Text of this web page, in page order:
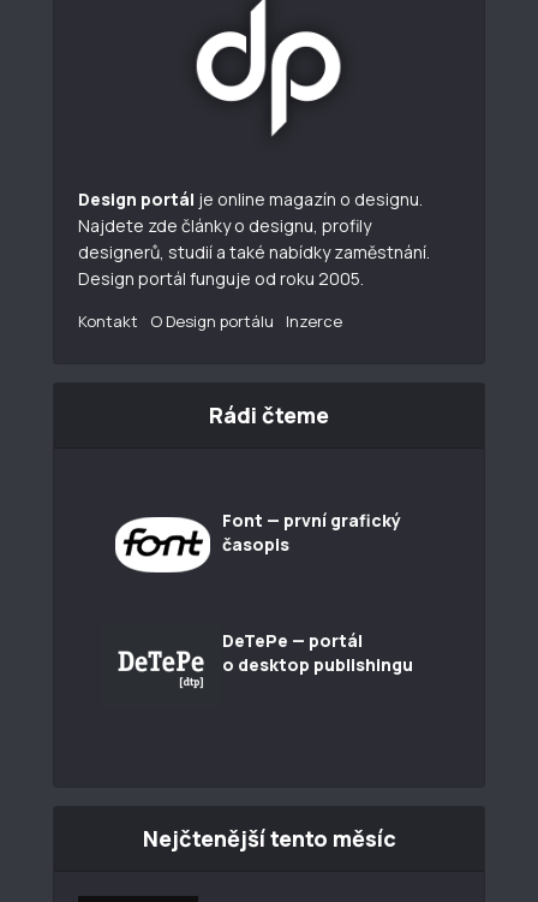
Design portál je online magazín o designu.
Najdete zde články o designu, profily
designerů, studií a také nabídky zaměstnání.
Design portál funguje od roku 2005.
Kontakt O Design portálu Inzerce
Rádi čteme
Font — první grafický
časopis
DeTePe — portál
o desktop publishingu
Nejčtenější tento měsíc